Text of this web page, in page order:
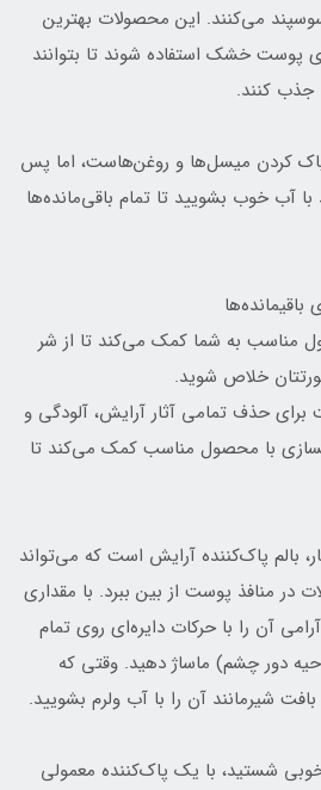
می‌کنند. این محصولات بهترین
پوست خشک استفاده شوند تا بتوانند
جذب کنند.
کردن میسل‌ها و روغن‌هاست، اما پس
با آب خوب بشویید تا تمام باقی‌مانده‌ها
مناسب به شما کمک می‌کند تا از شر
خلاص شوید.
حذف تمامی آثار آرایش، آلودگی و
با محصول مناسب کمک می‌کند تا
بالم پاک‌کننده آرایش است که می‌تواند
در منافذ پوست از بین ببرد. با مقداری
آن را با حرکات دایره‌ای روی تمام
دور چشم) ماساژ دهید. وقتی که
شیرمانند آن را با آب ولرم بشویید.
شستید، با یک پاک‌کننده معمولی